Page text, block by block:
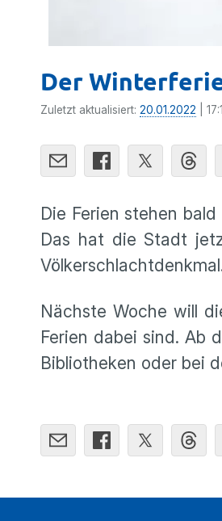
Der
Zuletzt aktualisiert: 20.01.2022 |
Die Ferien stehen
Das hat die Stadt
Nächste Woche will
Ferien dabei sind. Ab
Bibliotheken oder bei